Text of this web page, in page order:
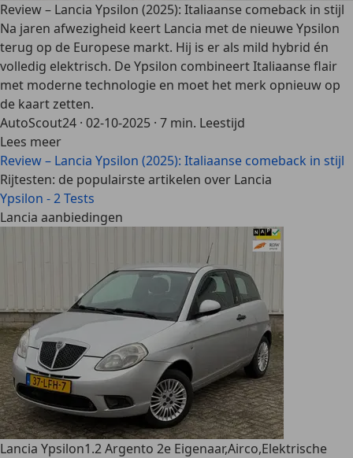
Review – Lancia Ypsilon (2025): Italiaanse comeback in stijl
Na jaren afwezigheid keert Lancia met de nieuwe Ypsilon
terug op de Europese markt. Hij is er als mild hybrid én
volledig elektrisch. De Ypsilon combineert Italiaanse flair
met moderne technologie en moet het merk opnieuw op
de kaart zetten.
AutoScout24 · 02-10-2025 · 7 min. Leestijd
Lees meer
Review – Lancia Ypsilon (2025): Italiaanse comeback in stijl
Rijtesten: de populairste artikelen over Lancia
Ypsilon - 2 Tests
Lancia aanbiedingen
Lancia Ypsilon1.2 Argento 2e Eigenaar,Airco,Elektrische